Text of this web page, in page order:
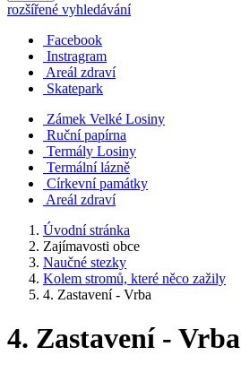
rozšířené vyhledávání
Facebook
Instragram
Areál zdraví
Skatepark
Zámek Velké Losiny
Ruční papírna
Termály Losiny
Termální lázně
Církevní památky
Areál zdraví
Úvodní stránka
Zajímavosti obce
Naučné stezky
Kolem stromů, které něco zažily
4. Zastavení - Vrba
4. Zastavení - Vrba